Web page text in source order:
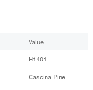
Value
H1401
Cascina Pine